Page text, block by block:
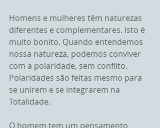
Homens e mulheres têm naturezas
diferentes e complementares. Isto é
muito bonito. Quando entendemos
nossa natureza, podemos conviver
com a polaridade, sem conflito.
Polaridades são feitas mesmo para
se unirem e se integrarem na
Totalidade.
O homem tem um pensamento